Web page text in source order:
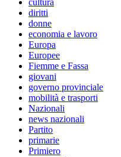
diritti
donne
economia e lavoro
Europa
Europee
Fiemme e Fassa
giovani
governo provinciale
mobilità e trasporti
Nazionali
news nazionali
Partito
primarie
Primiero